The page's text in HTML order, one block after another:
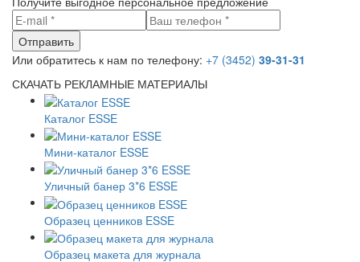
Или обратитесь к нам по телефону: +7 (3452) 39-31-31
СКАЧАТЬ РЕКЛАМНЫЕ МАТЕРИАЛЫ
Каталог ESSE
Мини-каталог ESSE
Уличный банер 3*6 ESSE
Образец ценников ESSE
Образец макета для журнала